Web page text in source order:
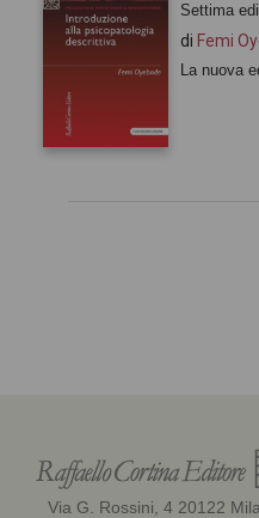
Settima
di Femi
La nuova
Via G. Rossini, 4 20122